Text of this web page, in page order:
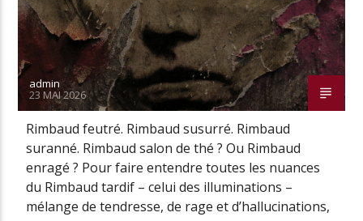
admin
23 MAI 2026
Rimbaud feutré. Rimbaud susurré. Rimbaud
suranné. Rimbaud salon de thé ? Ou Rimbaud
enragé ? Pour faire entendre toutes les nuances
du Rimbaud tardif – celui des illuminations –
mélange de tendresse, de rage et d’hallucinations,